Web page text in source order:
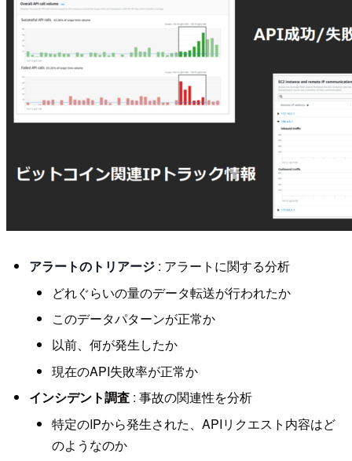
アラートのトリアージ: アラートに関する分析
どれぐらいの量のデータ転送が行われたか
このデータパターンが正常か
以前、何が発生したか
現在のAPI失敗率が正常か
インシデント調査: 事故の関連性を分析
特定のIPから発生された、APIリクエスト内容はど
のようなのか